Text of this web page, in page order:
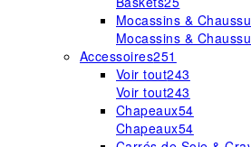
Mocassins &
Mocassins &
Accessoires251
Voir tout243
Voir tout243
Chapeaux54
Chapeaux54